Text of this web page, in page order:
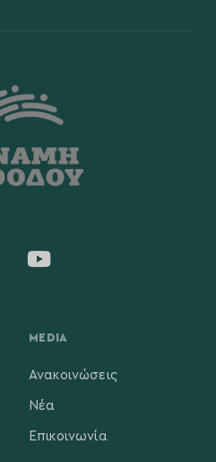
MEDIA
Ανακοινώσεις
Νέα
Επικοινωνία